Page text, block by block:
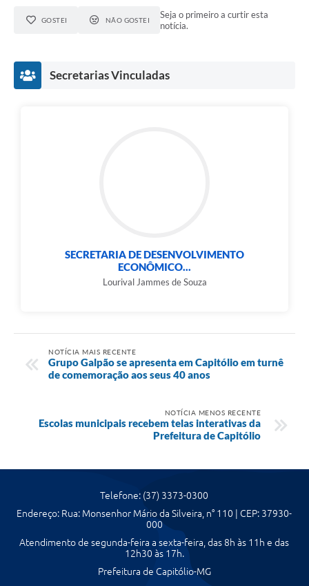
GOSTEI NÃO GOSTEI
Seja o primeiro a curtir esta
notícia.
Secretarias Vinculadas
SECRETARIA DE DESENVOLVIMENTO
ECONÔMICO...
Lourival Jammes de Souza
NOTÍCIA MAIS RECENTE
Grupo Galpão se apresenta em Capitólio em turnê
de comemoração aos seus 40 anos
NOTÍCIA MENOS RECENTE
Escolas municipais recebem telas interativas da
Prefeitura de Capitólio
Telefone: (37) 3373-0300
Endereço: Rua: Monsenhor Mário da Silveira, n° 110 | CEP: 37930-
000
Atendimento de segunda-feira a sexta-feira, das 8h às 11h e das
12h30 às 17h.
Prefeitura de Capitólio-MG